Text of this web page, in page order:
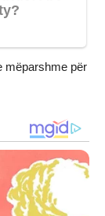
mëparshme për